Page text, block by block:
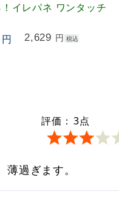
イレパネ ワンタッチ
円 2,629 円 税込
評価： 3点
過ぎます。